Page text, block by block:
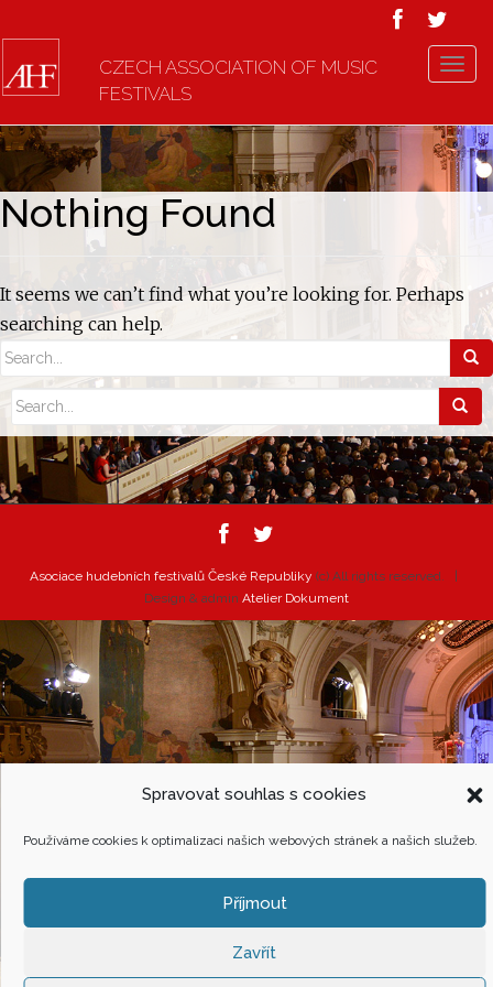
Spravovat souhlas s cookies
Používáme cookies k optimalizaci našich webových stránek a našich služeb.
Příjmout
Zavřít
T
g
l
e
i
i
o
n
CZECH ASSOCIATION OF MUSIC
FESTIVALS
Nothing Found
It seems we can’t find what you’re looking for. Perhaps
searching can help.
Asociace hudebních festivalů České Republiky (c) All rights reserved. |
Design & admin Atelier Dokument